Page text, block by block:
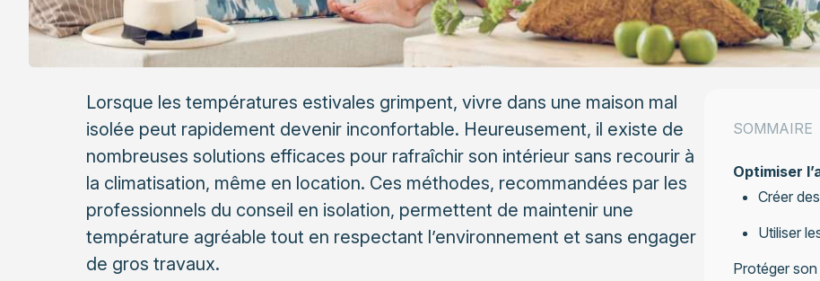
Lorsque les températures estivales grimpent, vivre dans une maison mal
isolée peut rapidement devenir inconfortable. Heureusement, il existe de
nombreuses solutions efficaces pour rafraîchir son intérieur sans recourir à
la climatisation, même en location. Ces méthodes, recommandées par les
professionnels du conseil en isolation, permettent de maintenir une
température agréable tout en respectant l’environnement et sans engager
de gros travaux.
SOMMAIRE
Optimiser
Créer
Utiliser
Protéger